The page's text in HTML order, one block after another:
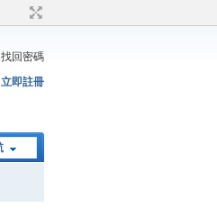
找回密碼
立即註冊